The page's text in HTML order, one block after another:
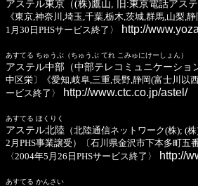
アステル東京（(株)鷹山, 旧:東京電話アステ
《東京,神奈川,埼玉,千葉,栃木,茨城,群馬,山梨,
1月30日PHSサービス終了〉
http://
あすてる ちゅうぶ（ちゅうぶ てれ こみゅにけーしょん）
アステル中部（中部テレコミュニケーショ
中区栄〕《愛知,岐阜,三重,長野,静岡(富士川以
ービス終了〉
http://www.ctc.co.jp/astel/
あすてる ほくりく
アステル北陸 （北陸通信ネットワーク(株); (
2月PHS事業譲受）〔石川県金沢市下本多町五
〈2004年5月26日PHSサービス終了〉
http://
あすてる かんさい